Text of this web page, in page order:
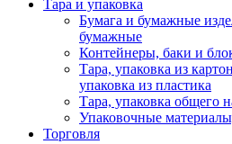
Тара и упаковка
Бумага и бумажные
бумажные
Контейнеры, баки и
Тара, упаковка из
упаковка из пластика
Тара, упаковка общего
Упаковочные
Торговля